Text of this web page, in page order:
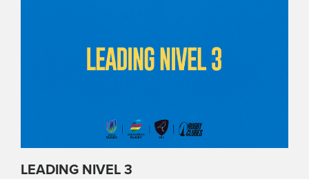
LEADING NIVEL 3